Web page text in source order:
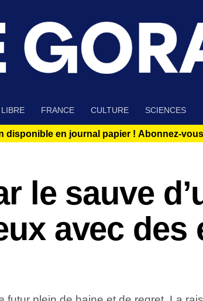
FRANCE CULTURE SCIENCES
disponible en journal papier ! Abonnez-
le sauve
avec des